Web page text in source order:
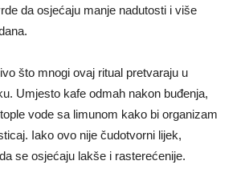
da osjećaju manje nadutosti i više
što mnogi ovaj ritual pretvaraju u
Umjesto kafe odmah nakon buđenja,
vode sa limunom kako bi organizam
Iako ovo nije čudotvorni lijek,
se osjećaju lakše i rasterećenije.